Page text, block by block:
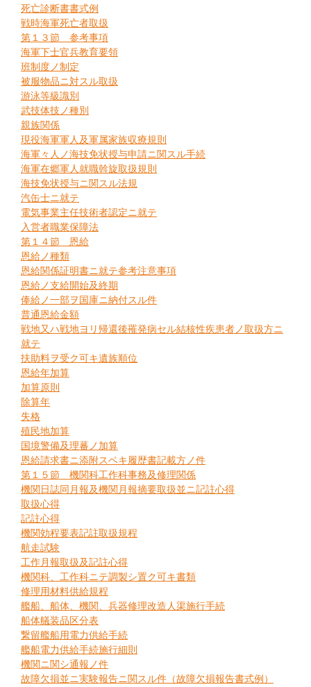
死亡診断書書式例
戦時海軍死亡者取扱
第１３節 参考事項
海軍下士官兵教育要領
班制度ノ制定
被服物品ニ対スル取扱
游泳等級識別
武技体技ノ種別
親族関係
現役海軍軍人及軍属家族収療規則
海軍々人ノ海技免状授与申請ニ関スル手続
海軍在郷軍人就職斡旋取扱規則
海技免状授与ニ関スル法規
汽缶士ニ就テ
電気事業主任技術者認定ニ就テ
入営者職業保障法
第１４節 恩給
恩給ノ種類
恩給関係証明書ニ就テ参考注意事項
恩給ノ支給開始及終期
俸給ノ一部ヲ国庫ニ納付スル件
普通恩給金額
戦地又ハ戦地ヨリ帰還後罹発病セル結核性疾患者ノ取扱方ニ
就テ
扶助料ヲ受ク可キ遺族順位
恩給年加算
加算原則
除算年
失格
殖民地加算
国境警備及理蕃ノ加算
恩給請求書ニ添附スベキ履歴書記載方ノ件
第１５節 機関科工作科事務及修理関係
機関日誌同月報及機関月報摘要取扱並ニ記註心得
取扱心得
記註心得
機関効程要表記註取扱規程
航走試験
工作月報取扱及記註心得
機関科、工作科ニテ調製シ置ク可キ書類
修理用材料供給規程
艦船、船体、機関、兵器修理改造人渠施行手続
船体艤装品区分表
繋留艦船用電力供給手続
艦船電力供給手続施行細則
機関ニ関シ通報ノ件
故障欠損並ニ実験報告ニ関スル件（故障欠損報告書式例）